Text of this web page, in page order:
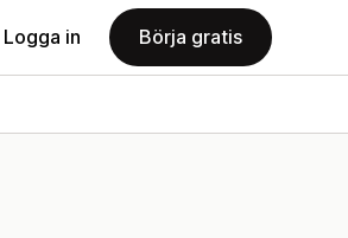
Logga in Börja gratis